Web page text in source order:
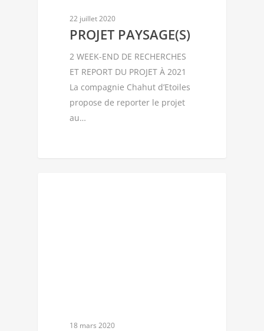
22 juillet 2020
PROJET PAYSAGE(S)
2 WEEK-END DE RECHERCHES
ET REPORT DU PROJET À 2021
La compagnie Chahut d’Etoiles
propose de reporter le projet
au…
18 mars 2020